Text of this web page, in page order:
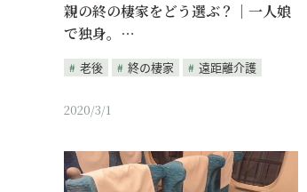
親の終の棲家をどう選ぶ？｜一人娘
で独身。…
老後 終の棲家 遠距離介護
2020/3/1